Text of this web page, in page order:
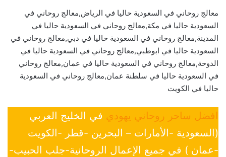
معالج روحاني في السعودية حاليا في الرياض,معالج روحاني في
السعودية حاليا في مكة,معالج روحاني في السعودية حاليا في
المدينة,معالج روحاني في السعودية حاليا في دبي,معالج روحاني في
السعودية حاليا في ابوظبي,معالج روحاني في السعودية حاليا في
الدوحة,معالج روحاني في السعودية حاليا في عمان,معالج روحاني
في السعودية حاليا في سلطنة عمان,معالج روحاني في السعودية
حاليا في الكويت
افضل ساحر روحاني يهودي في الخليج العربي
(السعودية -الأمارات – البحرين -قطر -الكويت
-عمان ) في جميع الإعمال الروحانية-جلب الحبيب-